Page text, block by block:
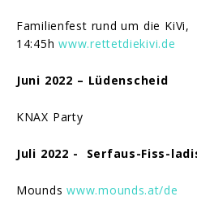
​Familienfest rund um die KiVi,
14:45hwww.rettetdiekivi.de
Juni 2022 – Lüdenscheid
​KNAX Party
Juli 2022 - Serfaus-Fiss-
​Moundswww.mounds.at/de